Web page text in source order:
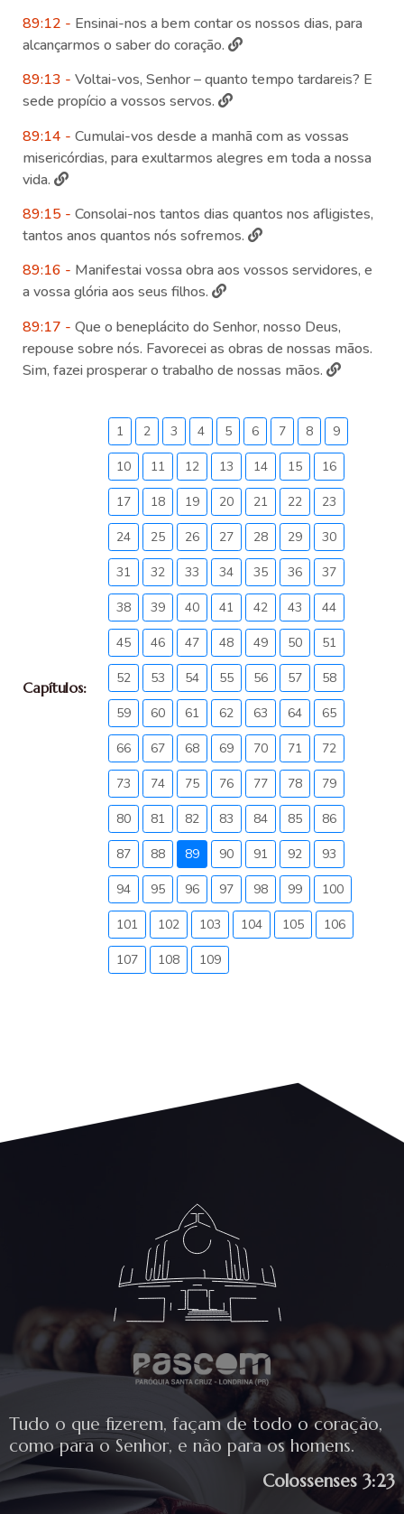
89:12 - Ensinai-nos a bem contar os nossos dias, para
alcançarmos o saber do coração.
89:13 - Voltai-vos, Senhor – quanto tempo tardareis? E
sede propício a vossos servos.
89:14 - Cumulai-vos desde a manhã com as vossas
misericórdias, para exultarmos alegres em toda a nossa
vida.
89:15 - Consolai-nos tantos dias quantos nos afligistes,
tantos anos quantos nós sofremos.
89:16 - Manifestai vossa obra aos vossos servidores, e
a vossa glória aos seus filhos.
89:17 - Que o beneplácito do Senhor, nosso Deus,
repouse sobre nós. Favorecei as obras de nossas mãos.
Sim, fazei prosperar o trabalho de nossas mãos.
Capítulos:
1 2 3 4 5 6 7 8 9
10 11 12 13 14 15 16
17 18 19 20 21 22 23
24 25 26 27 28 29 30
31 32 33 34 35 36 37
38 39 40 41 42 43 44
45 46 47 48 49 50 51
52 53 54 55 56 57 58
59 60 61 62 63 64 65
66 67 68 69 70 71 72
73 74 75 76 77 78 79
80 81 82 83 84 85 86
87 88 89 90 91 92 93
94 95 96 97 98 99 100
101 102 103 104 105 106
107 108 109
Tudo o que fizerem, façam de todo o coração,
como para o Senhor, e não para os homens.
Colossenses 3:23